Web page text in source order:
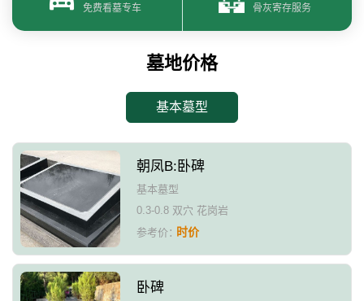
免费看墓专车 骨灰寄存服务
墓地价格
基本墓型
朝凤B:卧碑
基本墓型
0.3-0.8 双穴 花岗岩
参考价：时价
卧碑